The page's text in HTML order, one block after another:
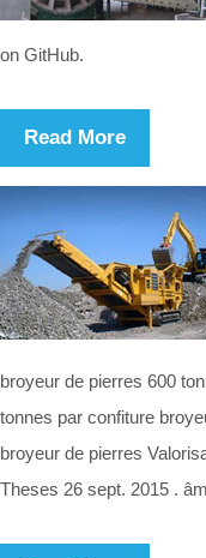
on GitHub.
Read More
broyeur de pierres 600
tonnes par confiture
broyeur de pierres
Theses 26 sept. 2015 .